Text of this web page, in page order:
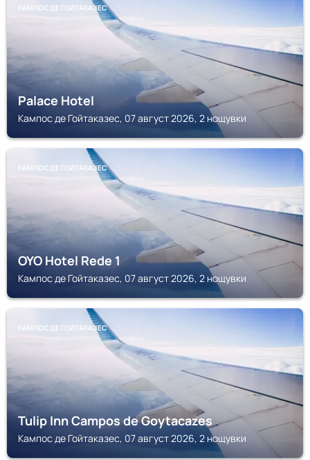
КАМПОС ДЕ ГОЙТАКАЗЕС
Palace Hotel
Кампос де Гойтаказес, 07 август 2026, 2 нощувки
КАМПОС ДЕ ГОЙТАКАЗЕС
OYO Hotel Rede 1
Кампос де Гойтаказес, 07 август 2026, 2 нощувки
КАМПОС ДЕ ГОЙТАКАЗЕС
Tulip Inn Campos de Goytacazes
Кампос де Гойтаказес, 07 август 2026, 2 нощувки